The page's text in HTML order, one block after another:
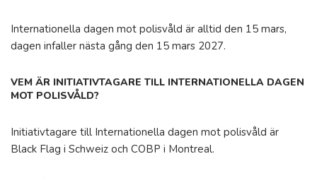
Internationella dagen mot polisvåld är alltid den 15 mars,
dagen infaller nästa gång den 15 mars 2027.
VEM ÄR INITIATIVTAGARE TILL INTERNATIONELLA DAGEN
MOT POLISVÅLD?
Initiativtagare till Internationella dagen mot polisvåld är
Black Flag i Schweiz och COBP i Montreal.